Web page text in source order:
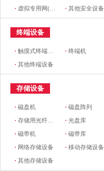
· 虚拟专用网(VPN)设备 ·其他安全设备
终端设备
·触摸式终端设备 ·终端机
·其他终端设备
存储设备
·磁盘机 ·磁盘阵列
·存储用光纤交换机 ·光盘库
·磁带机 ·磁带库
· 网络存储设备 ·移动存储设备
·其他存储设备